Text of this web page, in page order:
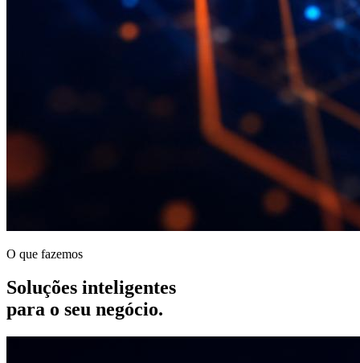
O que fazemos
Soluções inteligentes
para o seu negócio.